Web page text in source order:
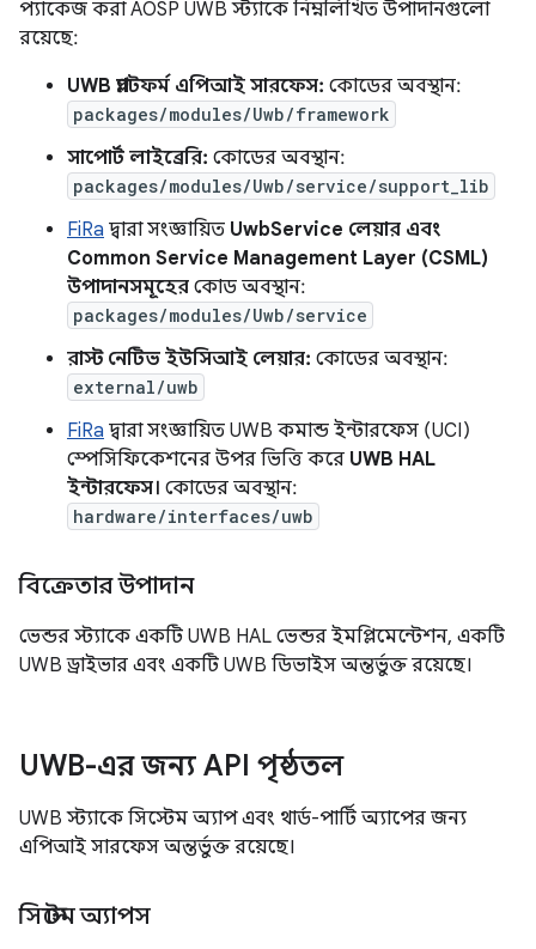
প্যাকেজ করা AOSP UWB স্ট্যাকে নিম্নলিখিত উপাদানগুলো
রয়েছে:
UWB প্ল্যাটফর্ম এপিআই সারফেস: কোডের অবস্থান:
packages/modules/Uwb/framework
সাপোর্ট লাইব্রেরি: কোডের অবস্থান:
packages/modules/Uwb/service/support_lib
FiRa দ্বারা সংজ্ঞায়িত UwbService লেয়ার এবং
Common Service Management Layer (CSML)
উপাদানসমূহের কোড অবস্থান:
packages/modules/Uwb/service
রাস্ট নেটিভ ইউসিআই লেয়ার: কোডের অবস্থান:
external/uwb
FiRa দ্বারা সংজ্ঞায়িত UWB কমান্ড ইন্টারফেস (UCI)
স্পেসিফিকেশনের উপর ভিত্তি করে UWB HAL
ইন্টারফেস। কোডের অবস্থান:
hardware/interfaces/uwb
বিক্রেতার উপাদান
ভেন্ডর স্ট্যাকে একটি UWB HAL ভেন্ডর ইমপ্লিমেন্টেশন, একটি
UWB ড্রাইভার এবং একটি UWB ডিভাইস অন্তর্ভুক্ত রয়েছে।
UWB-এর জন্য API পৃষ্ঠতল
UWB স্ট্যাকে সিস্টেম অ্যাপ এবং থার্ড-পার্টি অ্যাপের জন্য
এপিআই সারফেস অন্তর্ভুক্ত রয়েছে।
সিস্টেম অ্যাপস